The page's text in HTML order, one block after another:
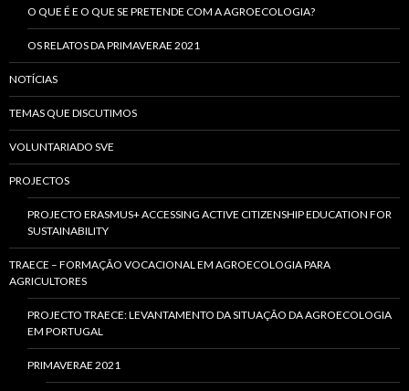
O QUE É E O QUE SE PRETENDE COM A AGROECOLOGIA?
OS RELATOS DA PRIMAVERAE 2021
NOTÍCIAS
TEMAS QUE DISCUTIMOS
VOLUNTARIADO SVE
PROJECTOS
PROJECTO ERASMUS+ ACCESSING ACTIVE CITIZENSHIP EDUCATION FOR
SUSTAINABILITY
TRAECE – FORMAÇÃO VOCACIONAL EM AGROECOLOGIA PARA
AGRICULTORES
PROJECTO TRAECE: LEVANTAMENTO DA SITUAÇÃO DA AGROECOLOGIA
EM PORTUGAL
PRIMAVERAE 2021